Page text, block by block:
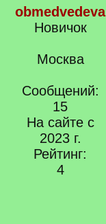
obmedvedeva
Новичок
Москва
Сообщений:
15
На сайте с
2023 г.
Рейтинг:
4